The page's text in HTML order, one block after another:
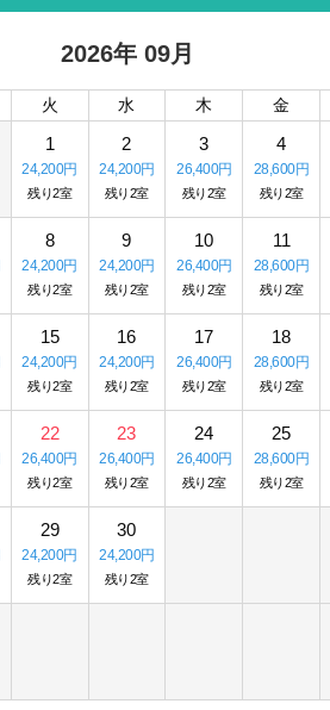
2026年 09月
火 水 木 金
1
24,200円
残り2室
2
24,200円
残り2室
3
26,400円
残り2室
4
28,600円
残り2室
8
24,200円
残り2室
9
24,200円
残り2室
10
26,400円
残り2室
11
28,600円
残り2室
15
24,200円
残り2室
16
24,200円
残り2室
17
26,400円
残り2室
18
28,600円
残り2室
22
26,400円
残り2室
23
26,400円
残り2室
24
26,400円
残り2室
25
28,600円
残り2室
29
24,200円
残り2室
30
24,200円
残り2室